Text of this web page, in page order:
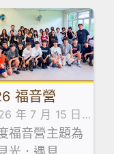
福音營
年 7 月 15 日
成就
福音營主題為